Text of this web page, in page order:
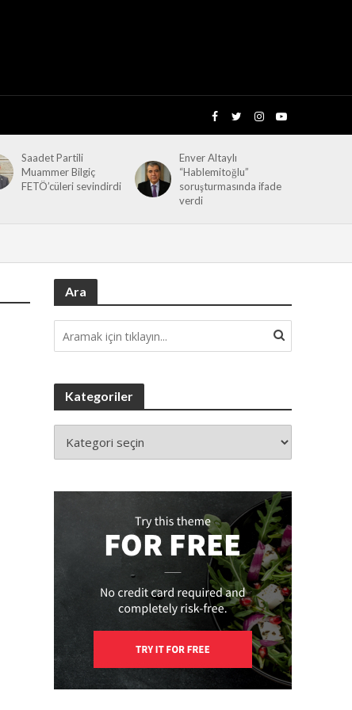
Saadet Partili
Muammer Bilgiç
FETÖ’cüleri sevindirdi
Enver Altaylı
“Hablemitoğlu”
soruşturmasında ifade
verdi
Ara
Kategoriler